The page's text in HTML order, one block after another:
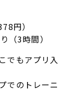
円）
（3時間）
でもアプリ入
でのトレーニ